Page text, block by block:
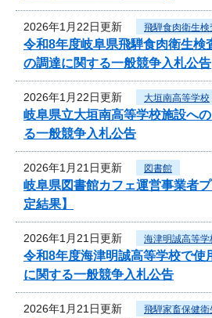
2026年1月22日更新 飛騨食肉衛生検
令和8年度岐阜県飛騨食肉衛生検
の調達に関する一般競争入札公告
2026年1月22日更新 大垣南高等学校
岐阜県立大垣南高等学校施設へ
る一般競争入札公告
2026年1月21日更新 図書館
岐阜県図書館カフェ運営事業者
定結果】
2026年1月21日更新 海津明誠高等学
令和8年度海津明誠高等学校で使
に関する一般競争入札公告
2026年1月21日更新 飛騨家畜保健衛